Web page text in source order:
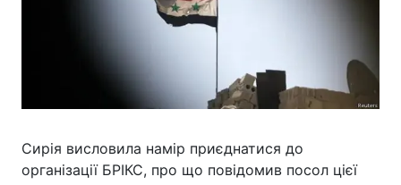
Сирія висловила намір приєднатися до
організації БРІКС, про що повідомив посол цієї